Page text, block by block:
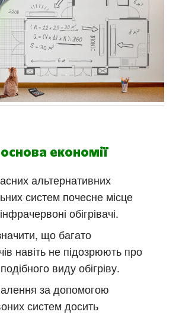
економії
альтернативних
систем почесне місце
обігрівачі.
що багато
навіть не підозрюють про
виду обігріву.
за допомогою
систем досить